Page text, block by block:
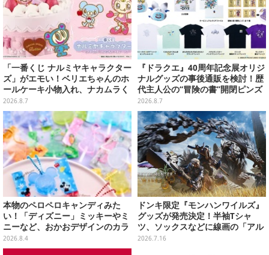
「一番くじ ナルミヤキャラクター
ズ」がエモい！ベリエちゃんのホ
ールケーキ小物入れ、ナカムラく
んのマスコットなどがズラリ
2026.8.7
『ドラクエ』40周年記念展オリジ
ナルグッズの事後通販を検討！歴
代主人公の“冒険の書”開閉ピンズ
をはじめ、ユニークなＴシャツや
雑貨など
2026.8.7
本物のペロペロキャンディみた
い！「ディズニー」ミッキーやミ
ニーなど、おかおデザインのカラ
フルチャーム全10種が8月31日発
売
2026.8.4
ドンキ限定『モンハンワイルズ』
グッズが発売決定！半袖Tシャ
ツ、ソックスなどに線画の「アル
シュベルド」「リオレウス」ら11
2026.7.16